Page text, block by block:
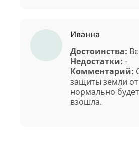
Иванна
Достоинства:
Недостатки: -
Комментарий:
защиты земли
нормально
взошла.